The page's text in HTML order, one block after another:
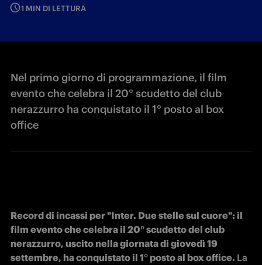
1 MIN DI LETTURA
Nel primo giorno di programmazione, il film
evento che celebra il 20° scudetto del club
nerazzurro ha conquistato il 1° posto al box
office
Record di incassi per "Inter. Due stelle sul cuore": il
film evento che celebra il 20° scudetto del club
nerazzurro, uscito nella giornata di giovedì 19
settembre, ha conquistato il 1° posto al box office. La